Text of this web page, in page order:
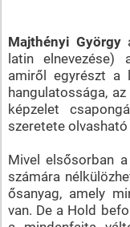
Majthényi György
latin elnevezése)
amiről egyrészt a
hangulatossága,
képzelet
szeretete olvasható
Mivel elsősorban
számára
ősanyag, amely
van. De a Hold